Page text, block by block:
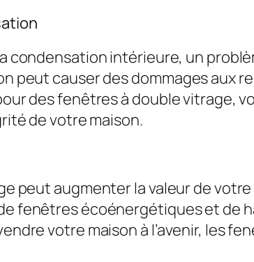
condensation intérieure, un
peut causer des dommages aux
des fenêtres à double vitrage,
de votre maison.
peut augmenter la valeur de
fenêtres écoénergétiques et de
votre maison à l’avenir, les